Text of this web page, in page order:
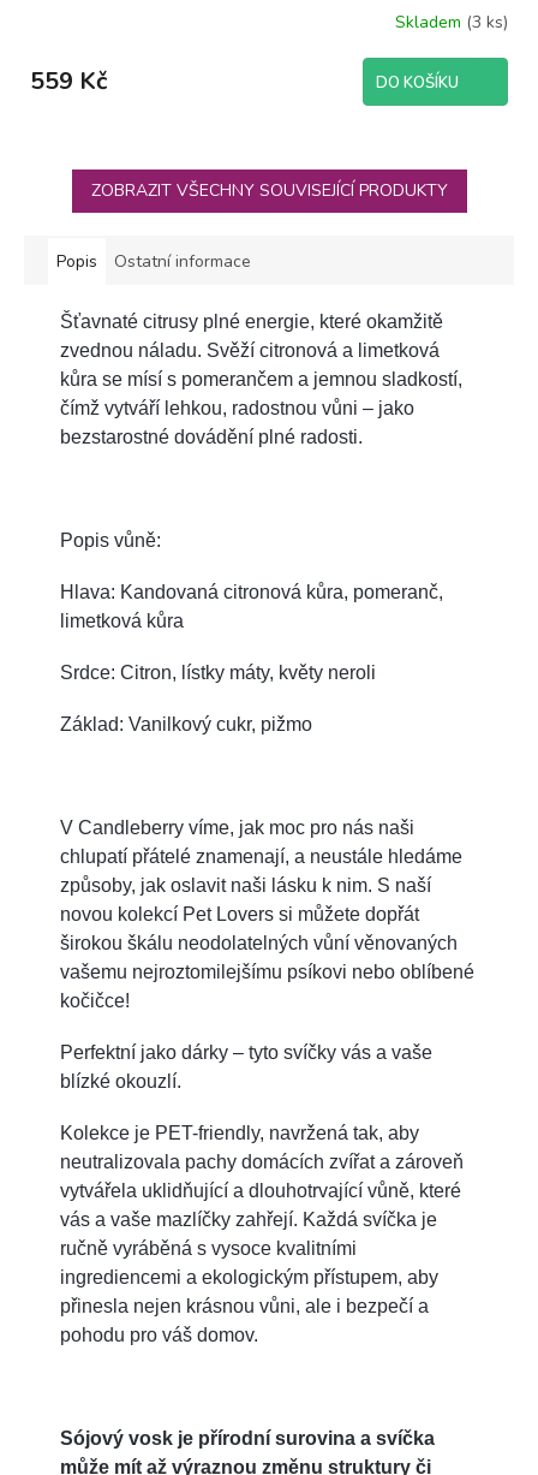
Skladem (3 ks)
559 Kč DO KOŠÍKU
ZOBRAZIT VŠECHNY SOUVISEJÍCÍ PRODUKTY
Popis Ostatní informace
Šťavnaté citrusy plné energie, které okamžitě
zvednou náladu. Svěží citronová a limetková
kůra se mísí s pomerančem a jemnou sladkostí,
čímž vytváří lehkou, radostnou vůni – jako
bezstarostné dovádění plné radosti.
Popis vůně:
Hlava: Kandovaná citronová kůra, pomeranč,
limetková kůra
Srdce: Citron, lístky máty, květy neroli
Základ: Vanilkový cukr, pižmo
V Candleberry víme, jak moc pro nás naši
chlupatí přátelé znamenají, a neustále hledáme
způsoby, jak oslavit naši lásku k nim. S naší
novou kolekcí Pet Lovers si můžete dopřát
širokou škálu neodolatelných vůní věnovaných
vašemu nejroztomilejšímu psíkovi nebo oblíbené
kočičce!
Perfektní jako dárky – tyto svíčky vás a vaše
blízké okouzlí.
Kolekce je PET-friendly, navržená tak, aby
neutralizovala pachy domácích zvířat a zároveň
vytvářela uklidňující a dlouhotrvající vůně, které
vás a vaše mazlíčky zahřejí. Každá svíčka je
ručně vyráběná s vysoce kvalitními
ingrediencemi a ekologickým přístupem, aby
přinesla nejen krásnou vůni, ale i bezpečí a
pohodu pro váš domov.
Sójový vosk je přírodní surovina a svíčka
může mít až výraznou změnu struktury či